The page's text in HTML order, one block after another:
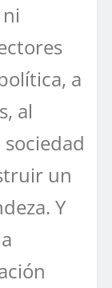
a
al
un
Y